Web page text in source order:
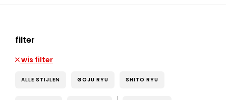
filter
wis filter
ALLE STIJLEN GOJU RYU SHITO RYU